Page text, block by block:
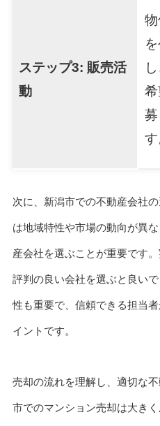
ステップ3: 販売活
動
募
す
次に、新潟市での不動産会社
は地域特性や市場の動向が異
産会社を選ぶことが重要です
評判の良い会社を選ぶと良い
性も重要で、信頼できる担当
イントです。
売却の流れを理解し、適切な
市でのマンション売却は大き